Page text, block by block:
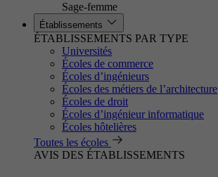
Sage-femme
Établissements
ÉTABLISSEMENTS PAR TYPE
Universités
Écoles de commerce
Écoles d’ingénieurs
Écoles des métiers de l’architecture
Écoles de droit
Écoles d’ingénieur informatique
Écoles hôtelières
Toutes les écoles
AVIS DES ÉTABLISSEMENTS